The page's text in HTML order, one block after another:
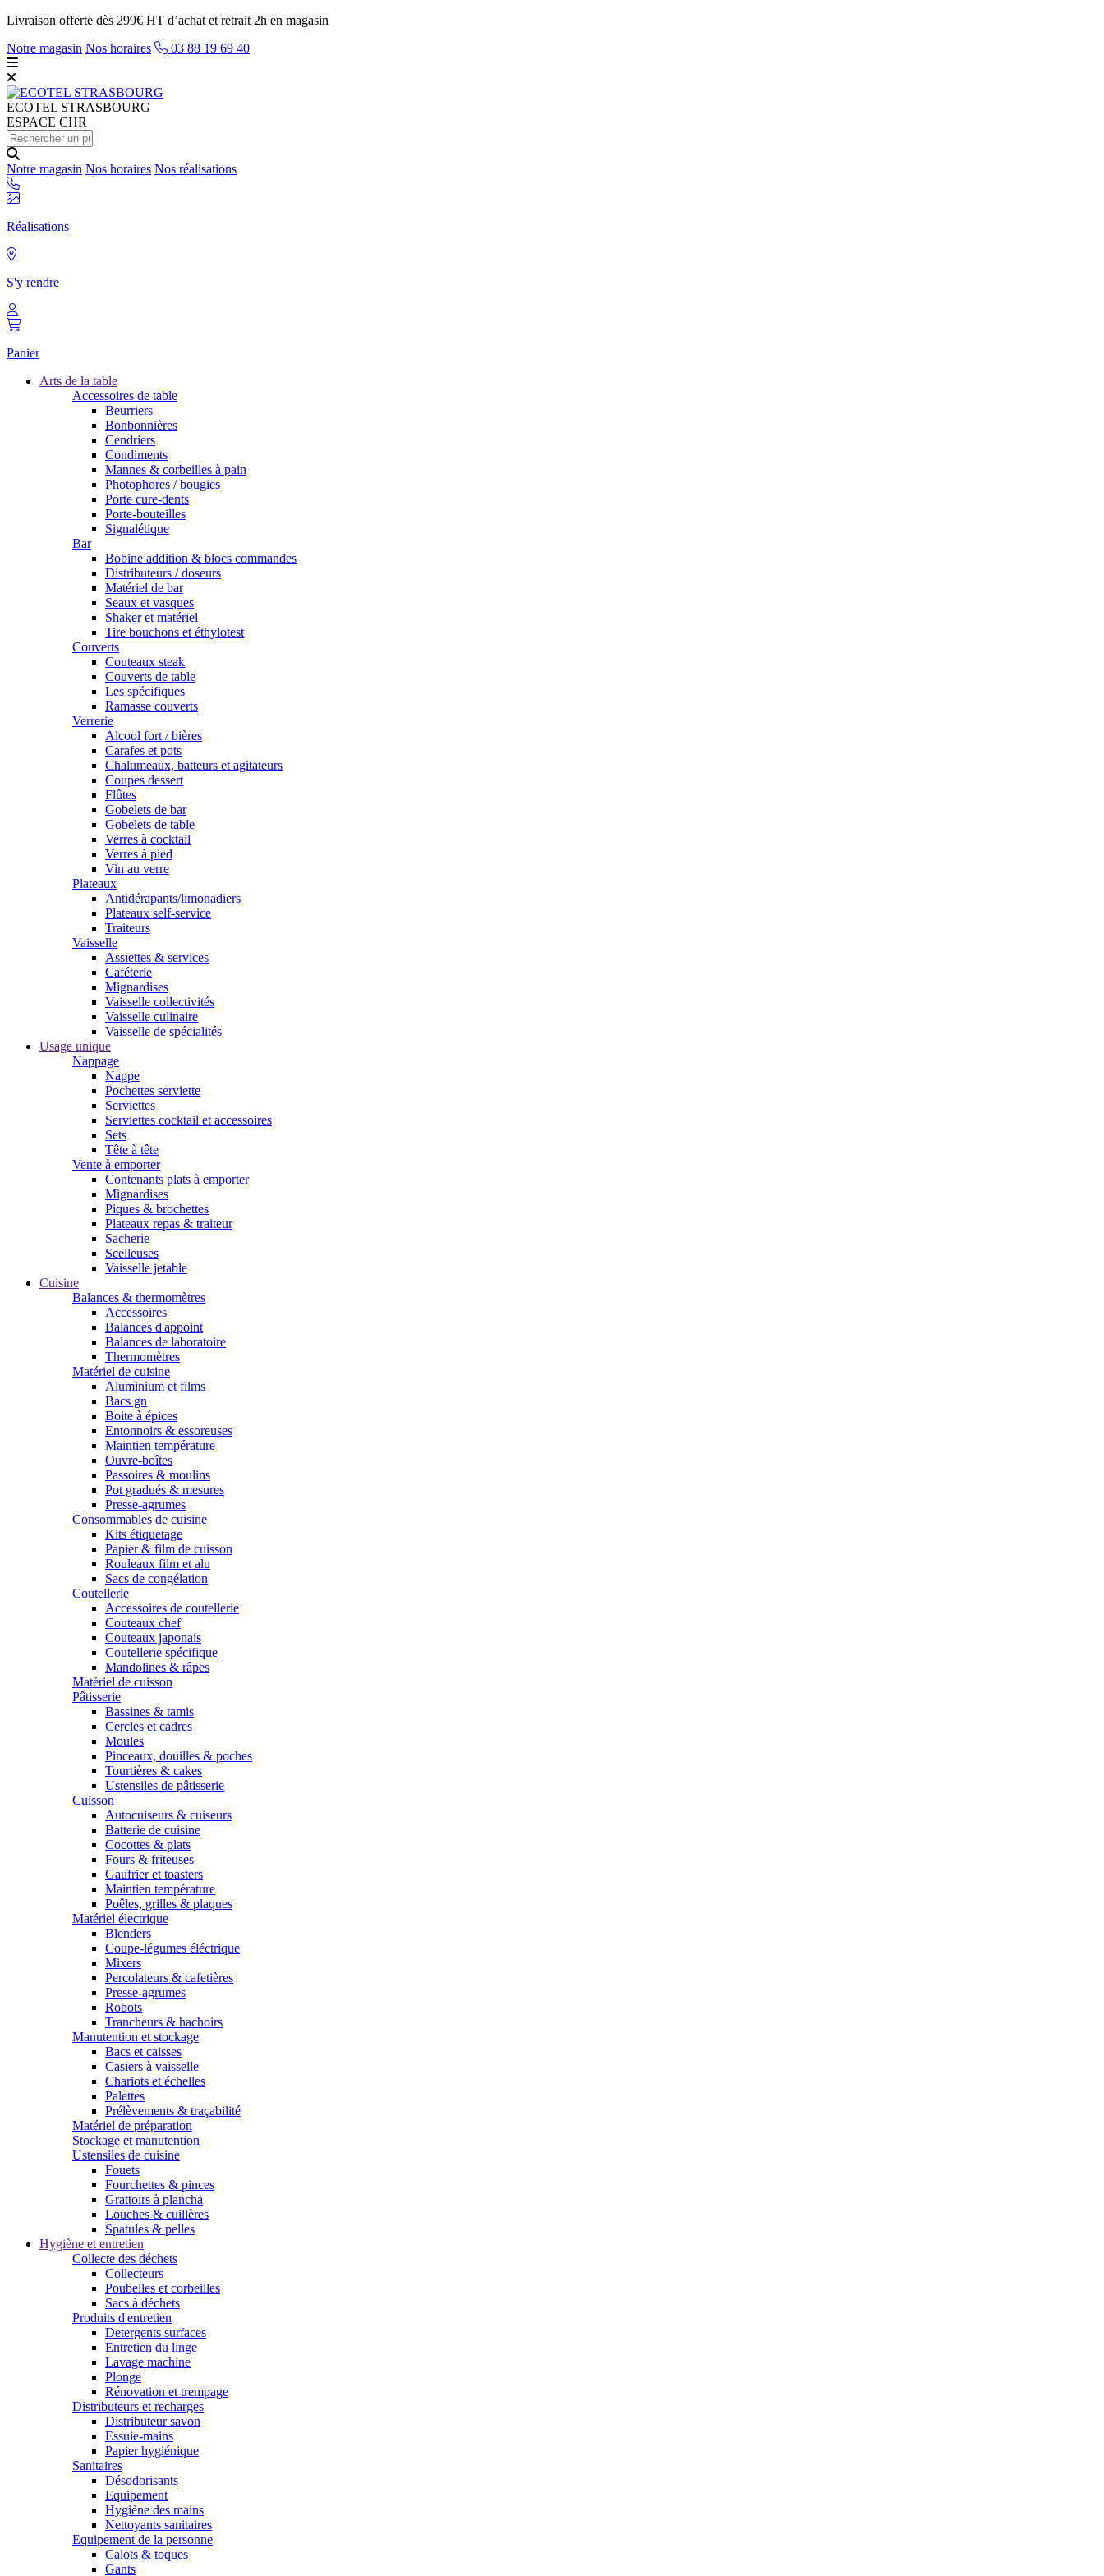
Livraison offerte dès 299€ HT d’achat et retrait 2h en magasin
Notre magasin Nos horaires 03 88 19 69 40
ECOTEL STRASBOURG
ESPACE CHR
Notre magasin Nos horaires Nos réalisations
Réalisations
S'y rendre
Panier
Arts de la table
Accessoires de table
Beurriers
Bonbonnières
Cendriers
Condiments
Mannes & corbeilles à pain
Photophores / bougies
Porte cure-dents
Porte-bouteilles
Signalétique
Bar
Bobine addition & blocs commandes
Distributeurs / doseurs
Matériel de bar
Seaux et vasques
Shaker et matériel
Tire bouchons et éthylotest
Couverts
Couteaux steak
Couverts de table
Les spécifiques
Ramasse couverts
Verrerie
Alcool fort / bières
Carafes et pots
Chalumeaux, batteurs et agitateurs
Coupes dessert
Flûtes
Gobelets de bar
Gobelets de table
Verres à cocktail
Verres à pied
Vin au verre
Plateaux
Antidérapants/limonadiers
Plateaux self-service
Traiteurs
Vaisselle
Assiettes & services
Caféterie
Mignardises
Vaisselle collectivités
Vaisselle culinaire
Vaisselle de spécialités
Usage unique
Nappage
Nappe
Pochettes serviette
Serviettes
Serviettes cocktail et accessoires
Sets
Tête à tête
Vente à emporter
Contenants plats à emporter
Mignardises
Piques & brochettes
Plateaux repas & traiteur
Sacherie
Scelleuses
Vaisselle jetable
Cuisine
Balances & thermomètres
Accessoires
Balances d'appoint
Balances de laboratoire
Thermomètres
Matériel de cuisine
Aluminium et films
Bacs gn
Boite à épices
Entonnoirs & essoreuses
Maintien température
Ouvre-boîtes
Passoires & moulins
Pot gradués & mesures
Presse-agrumes
Consommables de cuisine
Kits étiquetage
Papier & film de cuisson
Rouleaux film et alu
Sacs de congélation
Coutellerie
Accessoires de coutellerie
Couteaux chef
Couteaux japonais
Coutellerie spécifique
Mandolines & râpes
Matériel de cuisson
Pâtisserie
Bassines & tamis
Cercles et cadres
Moules
Pinceaux, douilles & poches
Tourtières & cakes
Ustensiles de pâtisserie
Cuisson
Autocuiseurs & cuiseurs
Batterie de cuisine
Cocottes & plats
Fours & friteuses
Gaufrier et toasters
Maintien température
Poêles, grilles & plaques
Matériel électrique
Blenders
Coupe-légumes éléctrique
Mixers
Percolateurs & cafetières
Presse-agrumes
Robots
Trancheurs & hachoirs
Manutention et stockage
Bacs et caisses
Casiers à vaisselle
Chariots et échelles
Palettes
Prélèvements & traçabilité
Matériel de préparation
Stockage et manutention
Ustensiles de cuisine
Fouets
Fourchettes & pinces
Grattoirs à plancha
Louches & cuillères
Spatules & pelles
Hygiène et entretien
Collecte des déchets
Collecteurs
Poubelles et corbeilles
Sacs à déchets
Produits d'entretien
Detergents surfaces
Entretien du linge
Lavage machine
Plonge
Rénovation et trempage
Distributeurs et recharges
Distributeur savon
Essuie-mains
Papier hygiénique
Sanitaires
Désodorisants
Equipement
Hygiène des mains
Nettoyants sanitaires
Equipement de la personne
Calots & toques
Gants